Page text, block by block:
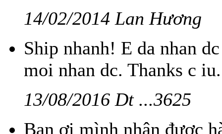
14/02/2014 Lan Hương
Ship nhanh! E da nhan
moi nhan dc. Thanks c
13/08/2016 Dt ...3625
Bạn ơi mình nhận được